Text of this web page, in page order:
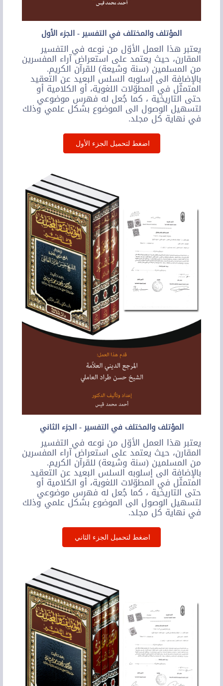
المؤتلف والمختلف في التفسير - الجزء الأول
يعتبر هذا العمل الأوّل من نوعه في التفسير
المقارن، حيث يعتمد على استعراض آراء المفسرين
من المسلمين (سنة وشيعة) للقرآن الكريم.
بالإضافة الى إسلوبه السلس البعيد عن التعقيد
المتمثّل في المطوّلات اللغوية، أو الكلامية أو
حتى التاريخية ، كما جُعل له فهرس موضوعي
لتسهيل الوصول الى الموضوع بشكل علمي وذلك
في نهاية كل مجلد.
اضغط لتحميل الجزء الأول
المؤتلف والمختلف في التفسير - الجزء الثاني
يعتبر هذا العمل الأوّل من نوعه في التفسير
المقارن، حيث يعتمد على استعراض آراء المفسرين
من المسلمين (سنة وشيعة) للقرآن الكريم.
بالإضافة الى إسلوبه السلس البعيد عن التعقيد
المتمثّل في المطوّلات اللغوية، أو الكلامية أو
حتى التاريخية ، كما جُعل له فهرس موضوعي
لتسهيل الوصول الى الموضوع بشكل علمي وذلك
في نهاية كل مجلد.
اضغط لتحميل الجزء الثاني